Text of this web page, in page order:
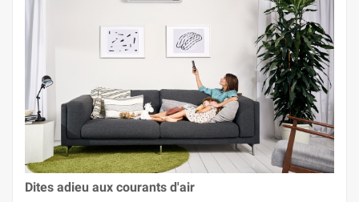
Dites adieu aux courants d'air